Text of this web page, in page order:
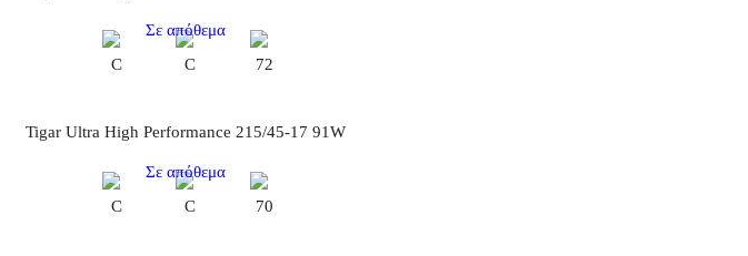
Σε απόθεμα
C
C 72
Tigar Ultra High Performance 215/45-17 91W
Σε απόθεμα
C
C 70